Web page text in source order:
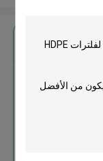
ل
الوسائط العائمة لفلترات HDPE